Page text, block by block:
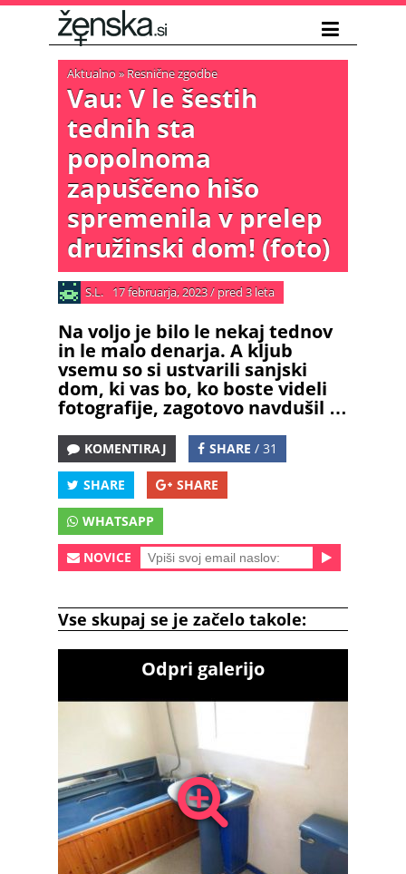
Aktualno» Resnične zgodbe
Vau: V le šestih
tednih sta
popolnoma
zapuščeno hišo
spremenila v prelep
družinski dom! (foto)
S.L. 17 februarja, 2023/ pred 3 leta
Na voljo je bilo le nekaj tednov
in le malo denarja. A kljub
vsemu so si ustvarili sanjski
dom, ki vas bo, ko boste videli
fotografije, zagotovo navdušil …
KOMENTIRAJ SHARE / 31
SHARE SHARE
WHATSAPP
NOVICE
Vse skupaj se je začelo takole:
Odpri galerijo